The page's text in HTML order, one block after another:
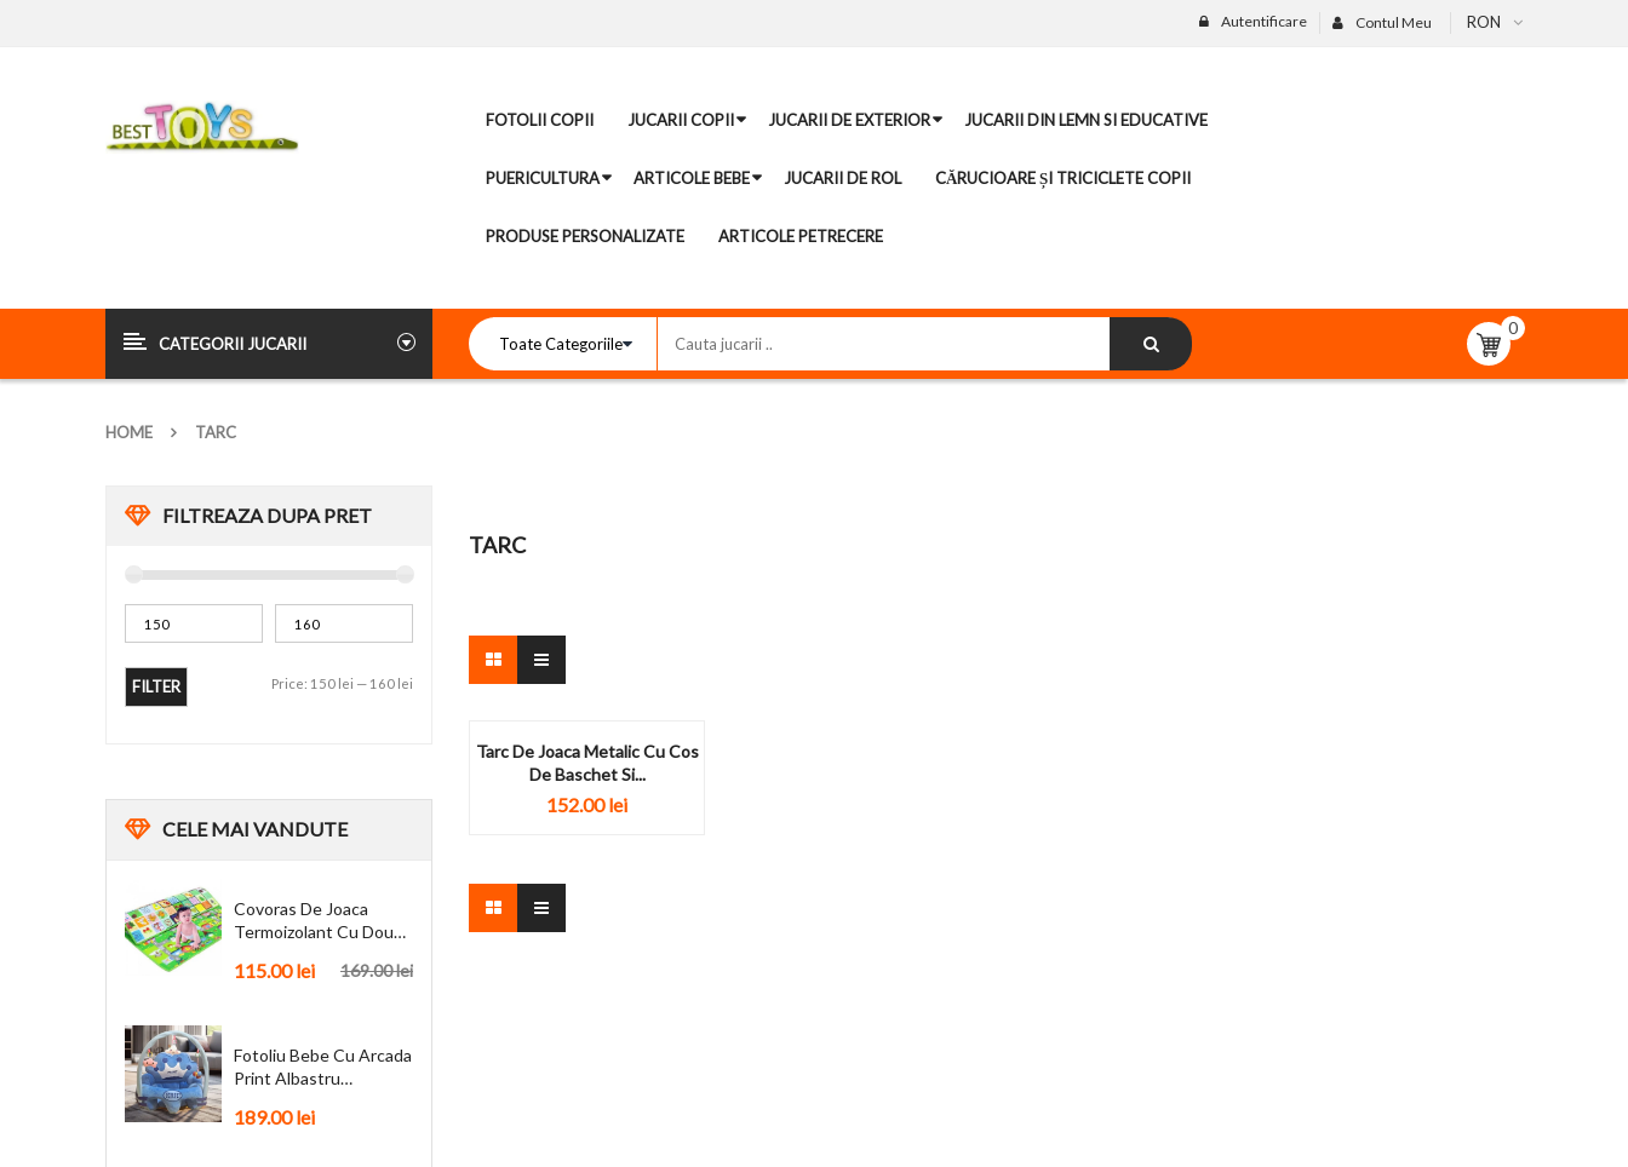
RON
Contul Meu
Autentificare
FOTOLII COPII JUCARII COPII JUCARII DE EXTERIOR JUCARII DIN LEMN SI EDUCATIVE
PUERICULTURA ARTICOLE BEBE JUCARII DE ROL CĂRUCIOARE ȘI TRICICLETE COPII
PRODUSE PERSONALIZATE ARTICOLE PETRECERE
CATEGORII JUCARII
0
HOME TARC
FILTREAZA DUPA PRET
FILTER Price: 150 lei — 160 lei
CELEMAI VANDUTE
Covoras De Joaca
Termoizolant Cu Doua
169.00lei
115.00lei
Fotoliu Bebe Cu Arcada
Print Albastru
189.00lei
TARC
Tarc De Joaca Metalic Cu Cos
De Baschet Si...
152.00lei